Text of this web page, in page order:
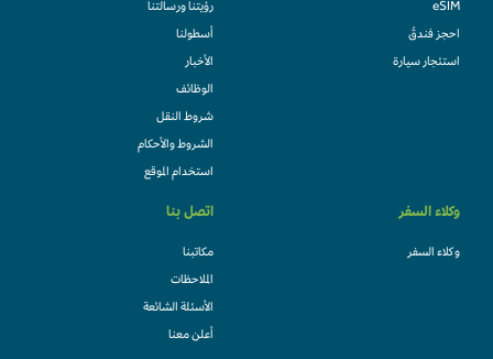
eSIM
احجز فندقً
استئجار سيارة
رؤيتنا ورسالتنا
أسطولنا
الأخبار
الوظائف
شروط النقل
الشروط والأحكام
استخدام الموقع
وكلاء السفر
وكلاء السفر
اتصل بنا
مكاتبنا
الملاحظات
الأسئلة الشائعة
أعلن معنا